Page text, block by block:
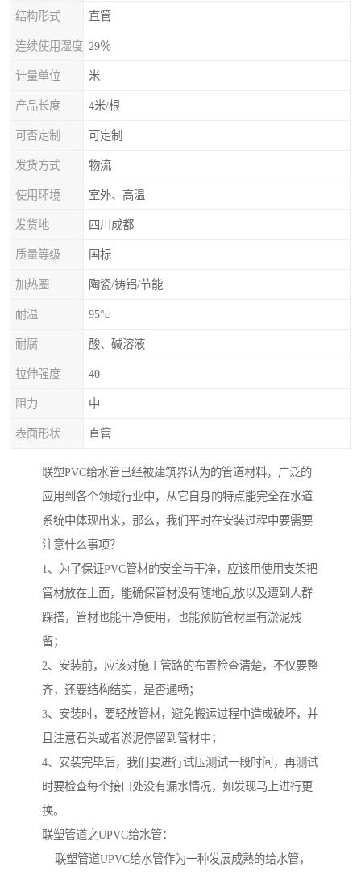
结构形式 直管
连续使用湿度 29％
计量单位 米
产品长度 4米/根
可否定制 可定制
发货方式 物流
使用环境 室外、高温
发货地 四川成都
质量等级 国标
加热圈 陶瓷/铸铝/节能
耐温 95°c
耐腐 酸、碱溶液
拉伸强度 40
阻力 中
表面形状 直管
联塑PVC给水管已经被建筑界认为的管道材料，广泛的
应用到各个领域行业中，从它自身的特点能完全在水道
系统中体现出来，那么，我们平时在安装过程中要需要
注意什么事项？
1、为了保证PVC管材的安全与干净，应该用使用支架把
管材放在上面，能确保管材没有随地乱放以及遭到人群
踩搭，管材也能干净使用，也能预防管材里有淤泥残
留；
2、安装前，应该对施工管路的布置检查清楚，不仅要整
齐，还要结构结实，是否通畅；
3、安装时，要轻放管材，避免搬运过程中造成破坏，并
且注意石头或者淤泥停留到管材中；
4、安装完毕后，我们要进行试压测试一段时间，再测试
时要检查每个接口处没有漏水情况，如发现马上进行更
换。
联塑管道之UPVC给水管：
联塑管道UPVC给水管作为一种发展成熟的给水管，